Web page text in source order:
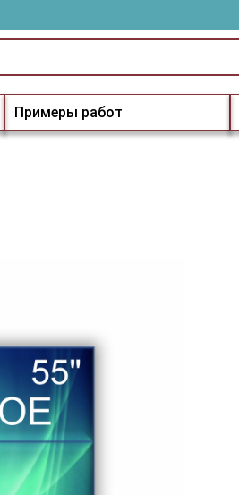
Примеры работ